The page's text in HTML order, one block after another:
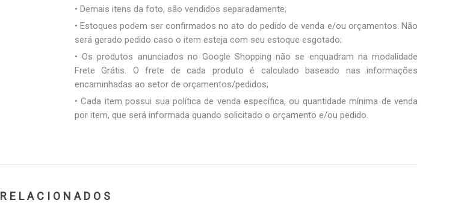
• Demais itens da foto, são vendidos separadamente;
• Estoques podem ser confirmados no ato do pedido de venda e/ou orçamentos. Não
será gerado pedido caso o item esteja com seu estoque esgotado;
• Os produtos anunciados no Google Shopping não se enquadram na modalidade
Frete Grátis. O frete de cada produto é calculado baseado nas informações
encaminhadas ao setor de orçamentos/pedidos;
• Cada item possui sua política de venda específica, ou quantidade mínima de venda
por item, que será informada quando solicitado o orçamento e/ou pedido.
RELACIONADOS